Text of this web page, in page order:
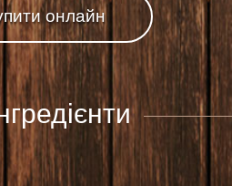
онлайн